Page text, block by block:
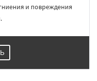
и повреждения